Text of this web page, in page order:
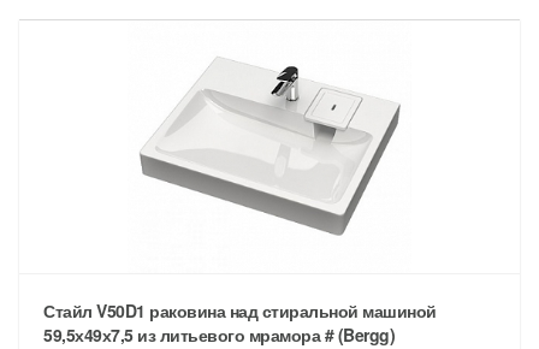
Стайл V50D1 раковина над стиральной машиной
59,5х49х7,5 из литьевого мрамора # (Bergg)